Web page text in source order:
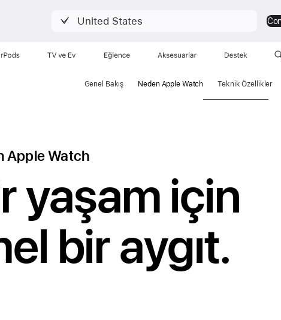
United States
TV ve Ev Eğlence Aksesuarlar Destek
Genel Bakış Neden Apple Watch Teknik Özellikler
Apple Watch
yaşam için
bir aygıt.